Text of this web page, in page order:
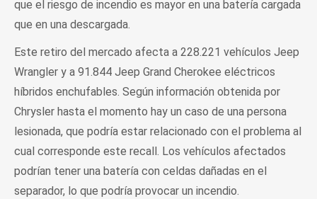
que el riesgo de incendio es mayor en una batería cargada
que en una descargada.
Este retiro del mercado afecta a 228.221 vehículos Jeep
Wrangler y a 91.844 Jeep Grand Cherokee eléctricos
híbridos enchufables. Según información obtenida por
Chrysler hasta el momento hay un caso de una persona
lesionada, que podría estar relacionado con el problema al
cual corresponde este recall. Los vehículos afectados
podrían tener una batería con celdas dañadas en el
separador, lo que podría provocar un incendio.